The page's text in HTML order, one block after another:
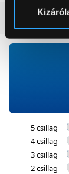
cookie-k
Vásárlói
5 csillag
4 csillag
3 csillag
2 csillag